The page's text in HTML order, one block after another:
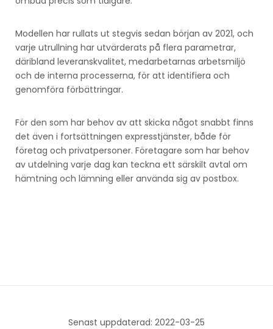
Modellen har rullats ut stegvis sedan början av 2021, och
varje utrullning har utvärderats på flera parametrar,
däribland leveranskvalitet, medarbetarnas arbetsmiljö
och de interna processerna, för att identifiera och
genomföra förbättringar.
För den som har behov av att skicka något snabbt finns
det även i fortsättningen expresstjänster, både för
företag och privatpersoner. Företagare som har behov
av utdelning varje dag kan teckna ett särskilt avtal om
hämtning och lämning eller använda sig av postbox.
Senast uppdaterad: 2022-03-25